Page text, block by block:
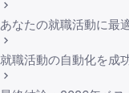
あなたの就職活動に最
就職活動の自動化を成